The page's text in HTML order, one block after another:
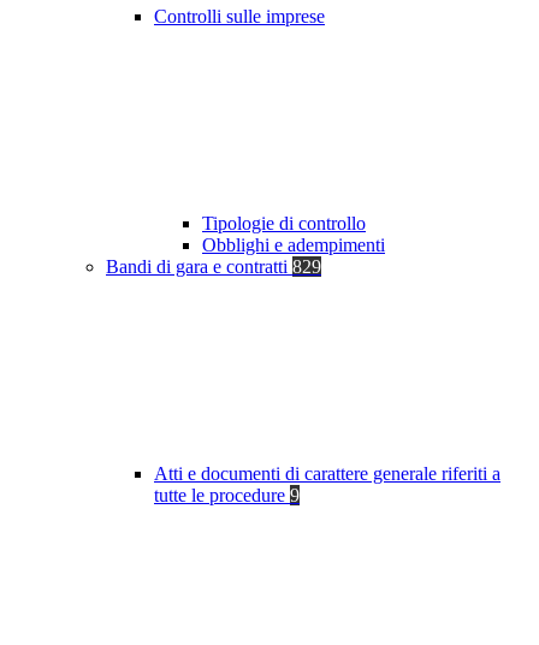
Controlli sulle imprese
Tipologie di controllo
Obblighi e adempimenti
Bandi di gara e contratti 829
Atti e documenti di carattere generale riferiti a
tutte le procedure 9